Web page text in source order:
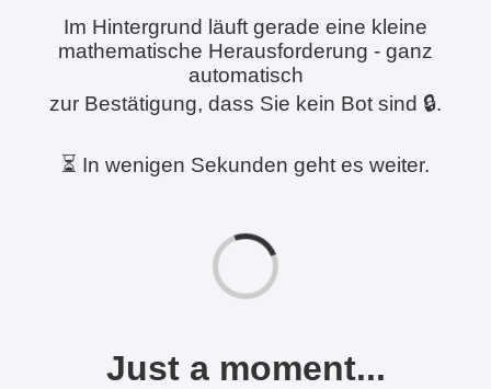
Im Hintergrund läuft gerade eine kleine
mathematische Herausforderung - ganz
automatisch
zur Bestätigung, dass Sie kein Bot sind 🔒.
⏳ In wenigen Sekunden geht es weiter.
Just a moment...